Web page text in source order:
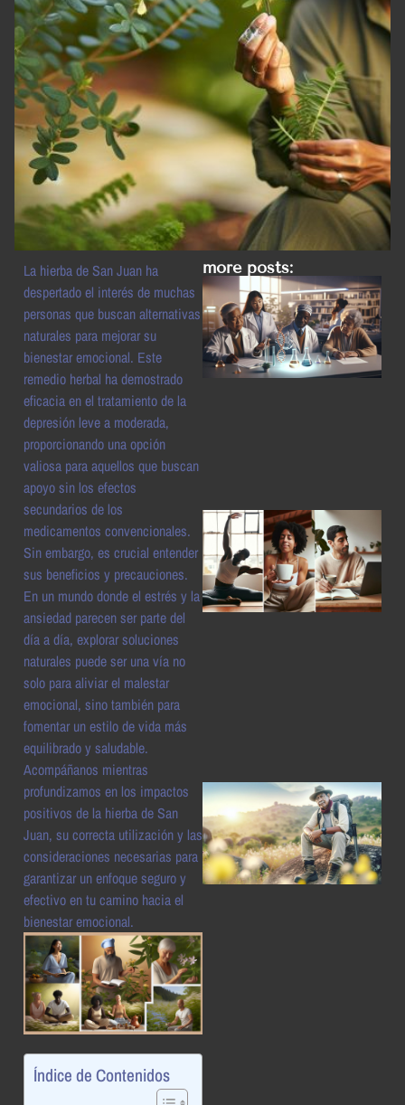
La hierba de San Juan ha
despertado el interés de muchas
personas que buscan alternativas
naturales para mejorar su
bienestar emocional. Este
remedio herbal ha demostrado
eficacia en el tratamiento de la
depresión leve a moderada,
proporcionando una opción
valiosa para aquellos que buscan
apoyo sin los efectos
secundarios de los
medicamentos convencionales.
Sin embargo, es crucial entender
sus beneficios y precauciones.
En un mundo donde el estrés y la
ansiedad parecen ser parte del
día a día, explorar soluciones
naturales puede ser una vía no
solo para aliviar el malestar
emocional, sino también para
fomentar un estilo de vida más
equilibrado y saludable.
Acompáñanos mientras
profundizamos en los impactos
positivos de la hierba de San
Juan, su correcta utilización y las
consideraciones necesarias para
garantizar un enfoque seguro y
efectivo en tu camino hacia el
bienestar emocional.
Índice de Contenidos
more posts: